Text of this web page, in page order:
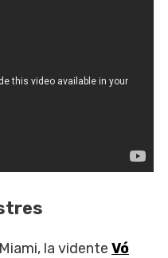
la vidente Vó